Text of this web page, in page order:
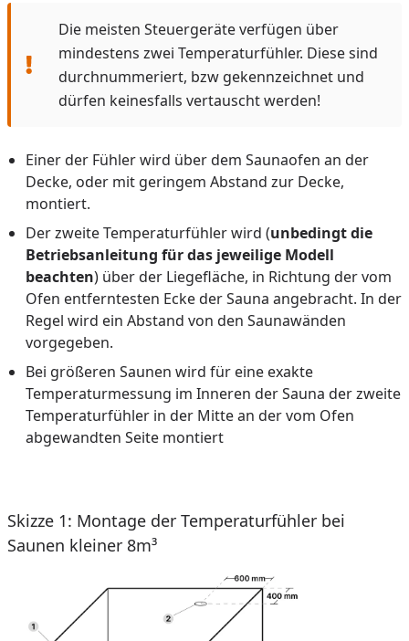
Die meisten Steuergeräte verfügen über
mindestens zwei Temperaturfühler. Diese sind
durchnummeriert, bzw gekennzeichnet und
dürfen keinesfalls vertauscht werden!
Einer der Fühler wird über dem Saunaofen an der
Decke, oder mit geringem Abstand zur Decke,
montiert.
Der zweite Temperaturfühler wird (unbedingt die
Betriebsanleitung für das jeweilige Modell
beachten) über der Liegefläche, in Richtung der vom
Ofen entferntesten Ecke der Sauna angebracht. In der
Regel wird ein Abstand von den Saunawänden
vorgegeben.
Bei größeren Saunen wird für eine exakte
Temperaturmessung im Inneren der Sauna der zweite
Temperaturfühler in der Mitte an der vom Ofen
abgewandten Seite montiert
Skizze 1: Montage der Temperaturfühler bei
Saunen kleiner 8m³